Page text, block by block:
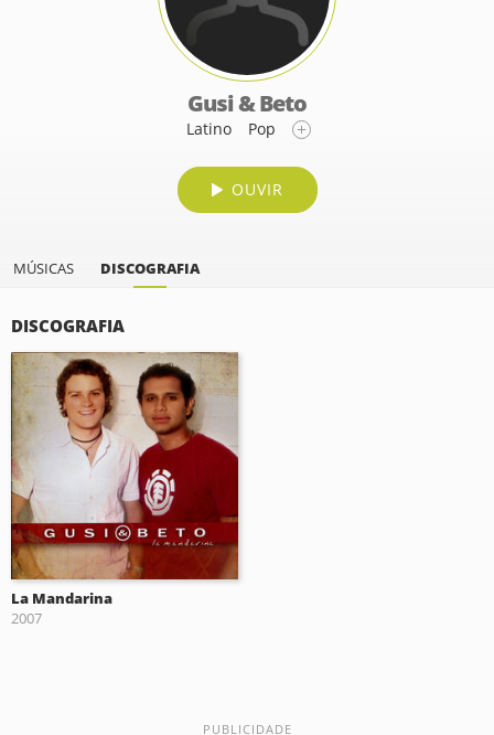
Gusi & Beto
Latino Pop
OUVIR
MÚSICAS DISCOGRAFIA
DISCOGRAFIA
La Mandarina
2007